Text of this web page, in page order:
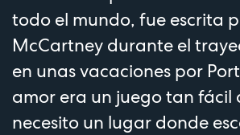
todo el mundo, fue escrita
McCartney durante el
en unas vacaciones por
amor era un juego tan fácil
necesito un lugar donde